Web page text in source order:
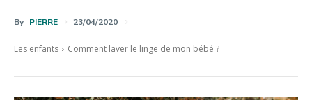
By PIERRE 23/04/2020
Les enfants Comment laver le linge de mon bébé ?